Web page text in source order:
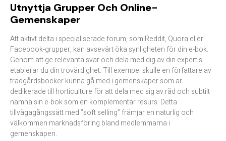
Utnyttja Grupper Och Online-
Gemenskaper
Att aktivt delta i specialiserade forum, som Reddit, Quora eller
Facebook-grupper, kan avsevärt öka synligheten för din e-bok.
Genom att ge relevanta svar och dela med dig av din expertis
etablerar du din trovärdighet. Till exempel skulle en författare av
trädgårdsböcker kunna gå med i gemenskaper som är
dedikerade till horticulture för att dela med sig av råd och subtilt
nämna sin e-bok som en komplementär resurs. Detta
tillvägagångssätt med ”soft selling” främjar en naturlig och
välkommen marknadsföring bland medlemmarna i
gemenskapen.​